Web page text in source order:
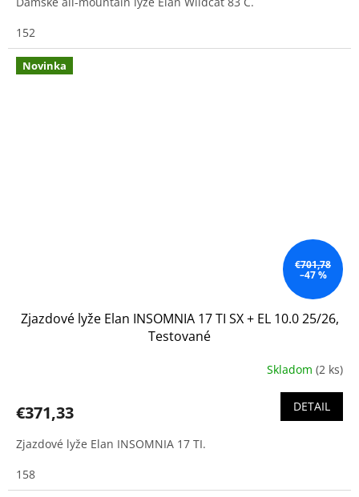
152
Novinka
€701,78
–47 %
Zjazdové lyže Elan INSOMNIA 17 TI SX + EL 10.0 25/26,
Testované
Skladom (2 ks)
€371,33 DETAIL
Zjazdové lyže Elan INSOMNIA 17 TI.
158